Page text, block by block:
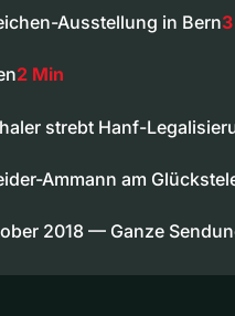
Ausstellung in Bern
2 Min
strebt Hanf-
Ammann am
2018 — Ganze